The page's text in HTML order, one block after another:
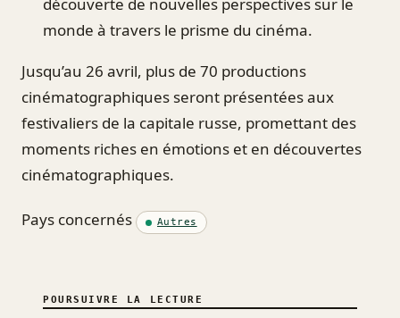
monde à travers le prisme du cinéma.
Jusqu’au 26 avril, plus de 70 productions
cinématographiques seront présentées aux
festivaliers de la capitale russe, promettant des
moments riches en émotions et en découvertes
cinématographiques.
Pays concernés Autres
POURSUIVRE LA LECTURE